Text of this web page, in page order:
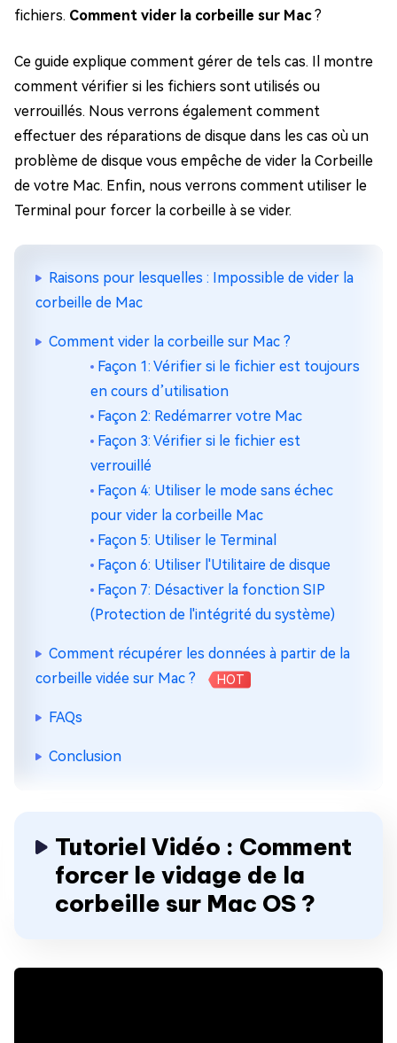
fichiers. Comment vider la corbeille sur Mac?
Ce guide explique comment gérer de tels cas. Il montre
comment vérifier si les fichiers sont utilisés ou
verrouillés. Nous verrons également comment
effectuer des réparations de disque dans les cas où un
problème de disque vous empêche de vider la Corbeille
de votre Mac. Enfin, nous verrons comment utiliser le
Terminal pour forcer la corbeille à se vider.
Raisons pour lesquelles : Impossible de vider la
corbeille de Mac
Comment vider la corbeille sur Mac ?
Façon 1: Vérifier si le fichier est toujours
en cours d’utilisation
Façon 2: Redémarrer votre Mac
Façon 3: Vérifier si le fichier est
verrouillé
Façon 4: Utiliser le mode sans échec
pour vider la corbeille Mac
Façon 5: Utiliser le Terminal
Façon 6: Utiliser l'Utilitaire de disque
Façon 7: Désactiver la fonction SIP
(Protection de l'intégrité du système)
Comment récupérer les données à partir de la
corbeille vidée sur Mac ?
HOT
FAQs
Conclusion
Tutoriel Vidéo : Comment
forcer le vidage de la
corbeille sur Mac OS ?